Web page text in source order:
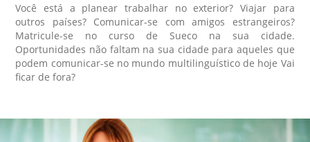
Você está a planear trabalhar no exterior? Viajar para
outros países? Comunicar-se com amigos estrangeiros?
Matricule-se no curso de Sueco na sua cidade.
Oportunidades não faltam na sua cidade para aqueles que
podem comunicar-se no mundo multilinguístico de hoje Vai
ficar de fora?